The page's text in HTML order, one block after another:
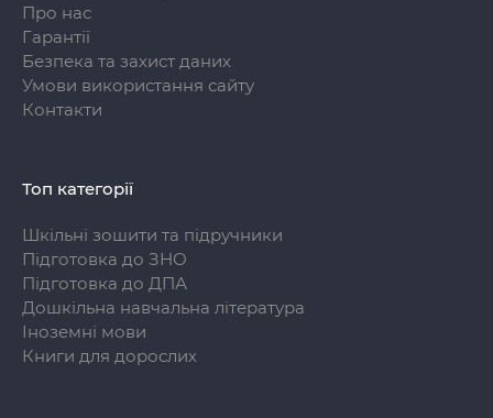
Про нас
Гарантії
Безпека та захист даних
Умови використання сайту
Контакти
Топ категорії
Шкільні зошити та підручники
Підготовка до ЗНО
Підготовка до ДПА
Дошкільна навчальна література
Іноземні мови
Книги для дорослих